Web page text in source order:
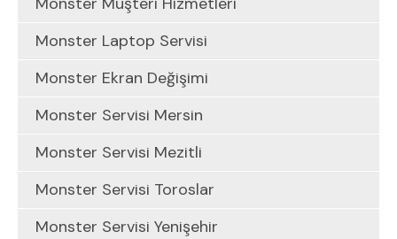
Monster Laptop Servisi
Monster Ekran Değişimi
Monster Servisi Mersin
Monster Servisi Mezitli
Monster Servisi Toroslar
Monster Servisi Yenişehir